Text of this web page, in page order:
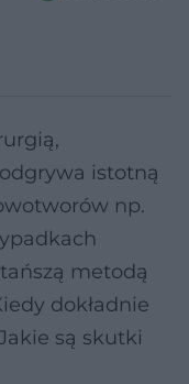
istotną
np.
metodą
dokładnie
są skutki